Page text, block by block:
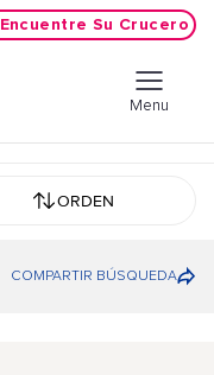
Encuentre Su Crucero
Menu
ORDEN
COMPARTIR BÚSQUEDA